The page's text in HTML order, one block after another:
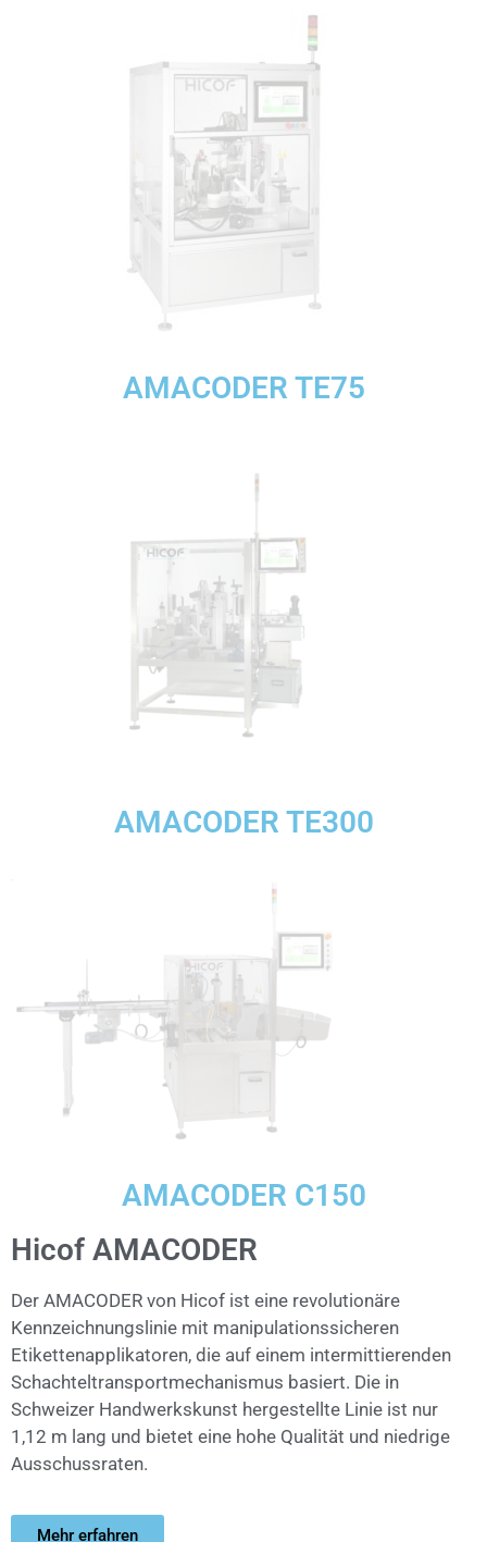
AMACODER TE75
AMACODER TE300
AMACODER C150
Hicof AMACODER
Der AMACODER von Hicof ist eine revolutionäre
Kennzeichnungslinie mit manipulationssicheren
Etikettenapplikatoren, die auf einem intermittierenden
Schachteltransportmechanismus basiert. Die in
Schweizer Handwerkskunst hergestellte Linie ist nur
1,12 m lang und bietet eine hohe Qualität und niedrige
Ausschussraten.
Mehr erfahren